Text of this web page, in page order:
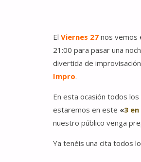
ElViernes 27 nos vemos
21:00 para pasar una
divertida de
Impro.
En esta ocasión todos
estaremos en este «3
nuestro público venga
Ya tenéis una cita todos